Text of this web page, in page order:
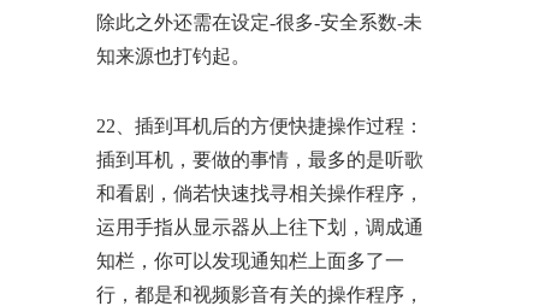
除此之外还需在设定-很多-安全系数-未
知来源也打钓起。
22、插到耳机后的方便快捷操作过程：
插到耳机，要做的事情，最多的是听歌
和看剧，倘若快速找寻相关操作程序，
运用手指从显示器从上往下划，调成通
知栏，你可以发现通知栏上面多了一
行，都是和视频影音有关的操作程序，